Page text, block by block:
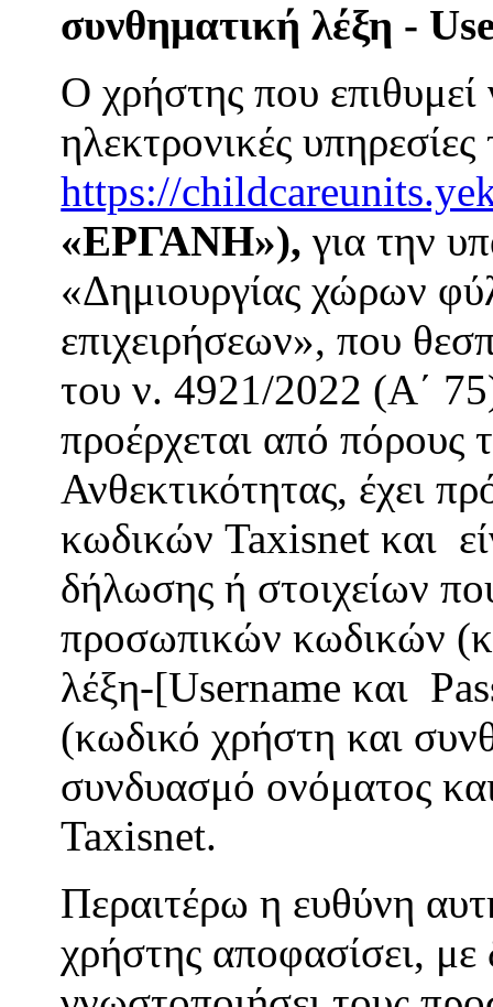
συνθηματική λέξη -
Ο χρήστης που επιθυμεί
ηλεκτρονικές
https://
«ΕΡΓΑΝΗ»),για την
«Δημιουργίας χώρων
επιχειρήσεων», που
του ν. 4921/2022 (Α΄
προέρχεται από πόρους
Ανθεκτικότητας, έχει
κωδικών Taxisnet και
δήλωσης ή στοιχείων
προσωπικών κωδικών
λέξη-[Username και
(κωδικό χρήστη και
συνδυασμό ονόματος
Taxisnet.
Περαιτέρω η ευθύνη
χρήστης αποφασίσει, με